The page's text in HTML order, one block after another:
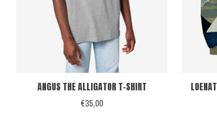
ANGUS THE ALLIGATOR T-SHIRT
€35,00